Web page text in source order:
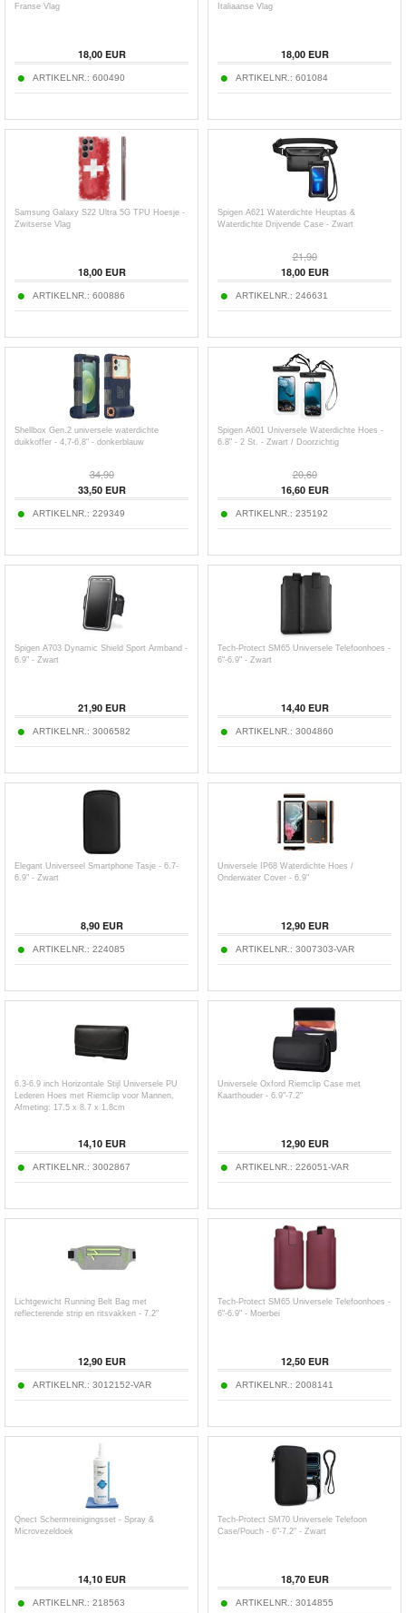
Franse Vlag
18,00EUR
ARTIKELNR.: 600490
Italiaanse Vlag
18,00EUR
ARTIKELNR.: 601084
Samsung Galaxy S22 Ultra 5G TPU Hoesje -
Zwitserse Vlag
18,00EUR
ARTIKELNR.: 600886
Spigen A621 Waterdichte Heuptas &
Waterdichte Drijvende Case - Zwart
21,90
18,00EUR
ARTIKELNR.: 246631
Shellbox Gen.2 universele waterdichte
duikkoffer - 4,7-6,8" - donkerblauw
34,90
33,50EUR
ARTIKELNR.: 229349
Spigen A601 Universele Waterdichte Hoes -
6.8" - 2 St. - Zwart / Doorzichtig
20,60
16,60EUR
ARTIKELNR.: 235192
Spigen A703 Dynamic Shield Sport Armband -
6.9" - Zwart
21,90EUR
ARTIKELNR.: 3006582
Tech-Protect SM65 Universele Telefoonhoes -
6"-6.9" - Zwart
14,40EUR
ARTIKELNR.: 3004860
Elegant Universeel Smartphone Tasje - 6.7-
6.9" - Zwart
8,90EUR
ARTIKELNR.: 224085
Universele IP68 Waterdichte Hoes /
Onderwater Cover - 6.9"
12,90EUR
ARTIKELNR.: 3007303-VAR
6.3-6.9 inch Horizontale Stijl Universele PU
Lederen Hoes met Riemclip voor Mannen,
Afmeting: 17.5 x 8.7 x 1.8cm
14,10EUR
ARTIKELNR.: 3002867
Universele Oxford Riemclip Case met
Kaarthouder - 6.9"-7.2"
12,90EUR
ARTIKELNR.: 226051-VAR
Lichtgewicht Running Belt Bag met
reflecterende strip en ritsvakken - 7.2"
12,90EUR
ARTIKELNR.: 3012152-VAR
Tech-Protect SM65 Universele Telefoonhoes -
6"-6.9" - Moerbei
12,50EUR
ARTIKELNR.: 2008141
Qnect Schermreinigingsset - Spray &
Microvezeldoek
14,10EUR
ARTIKELNR.: 218563
Tech-Protect SM70 Universele Telefoon
Case/Pouch - 6"-7.2" - Zwart
18,70EUR
ARTIKELNR.: 3014855